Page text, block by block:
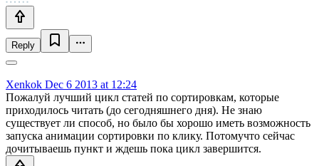
Reply
Xenkok Dec 6 2013 at 12:24
Пожалуй лучший цикл статей по сортировкам, которые
приходилось читать (до сегодняшнего дня). Не знаю
существует ли способ, но было бы хорошо иметь возможность
запуска анимации сортировки по клику. Потомучто сейчас
дочитываешь пункт и ждешь пока цикл завершится.